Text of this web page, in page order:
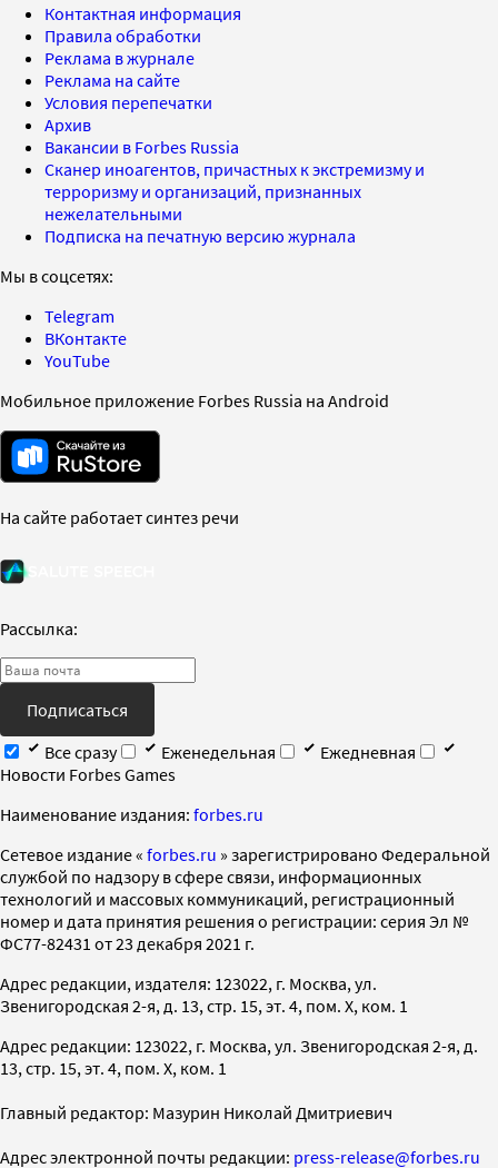
Контактная информация
Правила обработки
Реклама в журнале
Реклама на сайте
Условия перепечатки
Архив
Вакансии в Forbes Russia
Сканер иноагентов, причастных к экстремизму и
терроризму и организаций, признанных
нежелательными
Подписка на печатную версию журнала
Мы в соцсетях:
Telegram
ВКонтакте
YouTube
Мобильное приложение Forbes Russia на Android
На сайте работает синтез речи
Рассылка:
Подписаться
Все сразу
Еженедельная
Ежедневная
Новости Forbes Games
Наименование издания: forbes.ru
Cетевое издание « forbes.ru » зарегистрировано Федеральной
службой по надзору в сфере связи, информационных
технологий и массовых коммуникаций, регистрационный
номер и дата принятия решения о регистрации: серия Эл №
ФС77-82431 от 23 декабря 2021 г.
Адрес редакции, издателя: 123022, г. Москва, ул.
Звенигородская 2-я, д. 13, стр. 15, эт. 4, пом. X, ком. 1
Адрес редакции: 123022, г. Москва, ул. Звенигородская 2-я, д.
13, стр. 15, эт. 4, пом. X, ком. 1
Главный редактор: Мазурин Николай Дмитриевич
Адрес электронной почты редакции: press-release@forbes.ru